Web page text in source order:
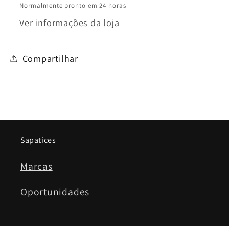
Normalmente pronto em 24 horas
Ver informações da loja
Compartilhar
Sapatices
Marcas
Oportunidades